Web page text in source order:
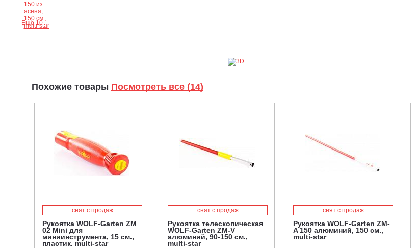
Ещё 10
Похожие товары Посмотреть все (14)
снят с продаж
Рукоятка WOLF-Garten ZM
02 Mini для
миниинструмента, 15 см.,
пластик, multi-star
снят с продаж
Рукоятка телескопическая
WOLF-Garten ZM-V
алюминий, 90-150 см.,
multi-star
снят с продаж
Рукоятка WOLF-Garten ZM-
A 150 алюминий, 150 см.,
multi-star